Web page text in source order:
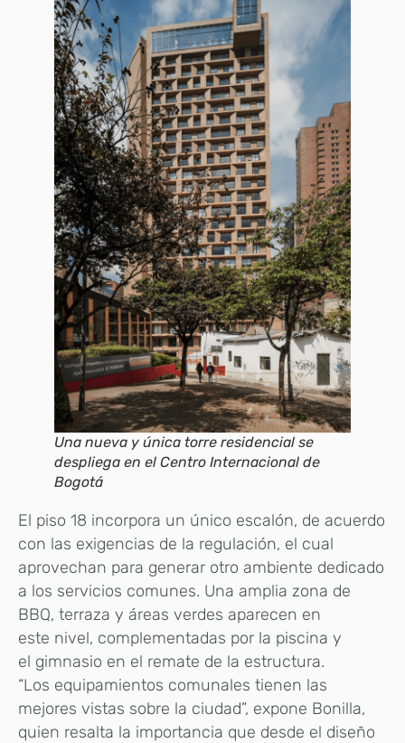
Una nueva y única torre residencial se
despliega en el Centro Internacional de
Bogotá
El piso 18 incorpora un único escalón, de acuerdo
con las exigencias de la regulación, el cual
aprovechan para generar otro ambiente dedicado
a los servicios comunes. Una amplia zona de
BBQ, terraza y áreas verdes aparecen en
este nivel, complementadas por la piscina y
el gimnasio en el remate de la estructura.
“Los equipamientos comunales tienen las
mejores vistas sobre la ciudad”, expone Bonilla,
quien resalta la importancia que desde el diseño